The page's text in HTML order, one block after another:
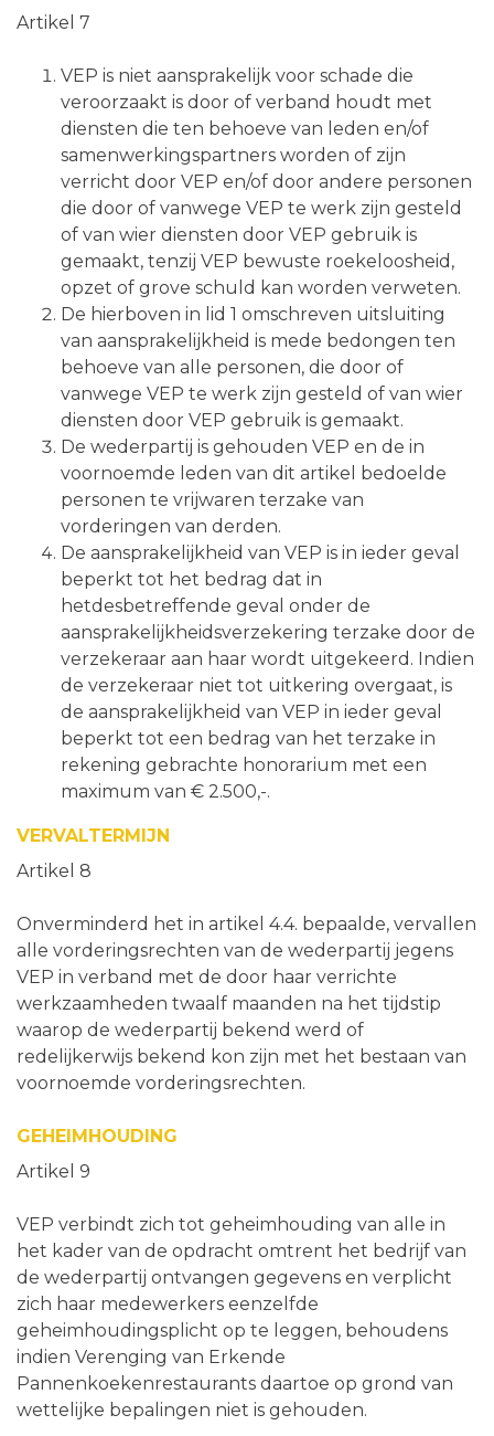
Artikel 7
VEP is niet aansprakelijk voor schade die
veroorzaakt is door of verband houdt met
diensten die ten behoeve van leden en/of
samenwerkingspartners worden of zijn
verricht door VEP en/of door andere personen
die door of vanwege VEP te werk zijn gesteld
of van wier diensten door VEP gebruik is
gemaakt, tenzij VEP bewuste roekeloosheid,
opzet of grove schuld kan worden verweten.
De hierboven in lid 1 omschreven uitsluiting
van aansprakelijkheid is mede bedongen ten
behoeve van alle personen, die door of
vanwege VEP te werk zijn gesteld of van wier
diensten door VEP gebruik is gemaakt.
De wederpartij is gehouden VEP en de in
voornoemde leden van dit artikel bedoelde
personen te vrijwaren terzake van
vorderingen van derden.
De aansprakelijkheid van VEP is in ieder geval
beperkt tot het bedrag dat in
hetdesbetreffende geval onder de
aansprakelijkheidsverzekering terzake door de
verzekeraar aan haar wordt uitgekeerd. Indien
de verzekeraar niet tot uitkering overgaat, is
de aansprakelijkheid van VEP in ieder geval
beperkt tot een bedrag van het terzake in
rekening gebrachte honorarium met een
maximum van € 2.500,-.
VERVALTERMIJN
Artikel 8
Onverminderd het in artikel 4.4. bepaalde, vervallen
alle vorderingsrechten van de wederpartij jegens
VEP in verband met de door haar verrichte
werkzaamheden twaalf maanden na het tijdstip
waarop de wederpartij bekend werd of
redelijkerwijs bekend kon zijn met het bestaan van
voornoemde vorderingsrechten.
GEHEIMHOUDING
Artikel 9
VEP verbindt zich tot geheimhouding van alle in
het kader van de opdracht omtrent het bedrijf van
de wederpartij ontvangen gegevens en verplicht
zich haar medewerkers eenzelfde
geheimhoudingsplicht op te leggen, behoudens
indien Verenging van Erkende
Pannenkoekenrestaurants daartoe op grond van
wettelijke bepalingen niet is gehouden.